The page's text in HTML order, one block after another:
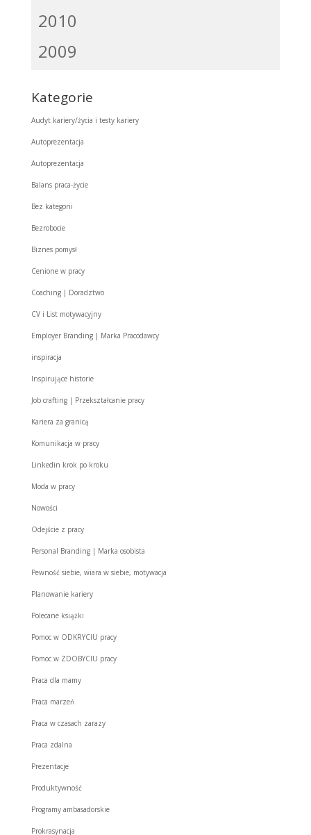
2010
2009
Kategorie
Audyt kariery/życia i testy kariery
Autoprezentacja
Autoprezentacja
Balans praca-życie
Bez kategorii
Bezrobocie
Biznes pomysł
Cenione w pracy
Coaching | Doradztwo
CV i List motywacyjny
Employer Branding | Marka Pracodawcy
inspiracja
Inspirujące historie
Job crafting | Przekształcanie pracy
Kariera za granicą
Komunikacja w pracy
Linkedin krok po kroku
Moda w pracy
Nowości
Odejście z pracy
Personal Branding | Marka osobista
Pewność siebie, wiara w siebie, motywacja
Planowanie kariery
Polecane książki
Pomoc w ODKRYCIU pracy
Pomoc w ZDOBYCIU pracy
Praca dla mamy
Praca marzeń
Praca w czasach zarazy
Praca zdalna
Prezentacje
Produktywność
Programy ambasadorskie
Prokrasynacja